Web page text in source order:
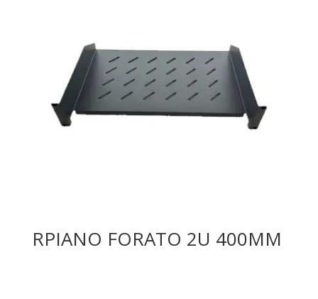
RPIANO FORATO 2U 400MM